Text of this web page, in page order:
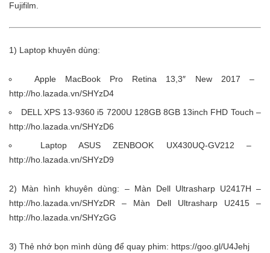
Fujifilm.
1) Laptop khuyên dùng:
Apple MacBook Pro Retina 13,3″ New 2017 –
http://ho.lazada.vn/SHYzD4
DELL XPS 13-9360 i5 7200U 128GB 8GB 13inch FHD Touch –
http://ho.lazada.vn/SHYzD6
Laptop ASUS ZENBOOK UX430UQ-GV212 –
http://ho.lazada.vn/SHYzD9
2) Màn hình khuyên dùng: – Màn Dell Ultrasharp U2417H –
http://ho.lazada.vn/SHYzDR – Màn Dell Ultrasharp U2415 –
http://ho.lazada.vn/SHYzGG
3) Thẻ nhớ bọn mình dùng để quay phim: https://goo.gl/U4Jehj